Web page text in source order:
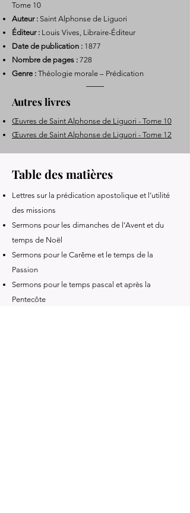
Tome 10
Auteur : Saint Alphonse de Liguori
Éditeur : Louis Vives, Libraire-Éditeur
Date de publication : 1877
Nombre de pages : 728
Genre : Théologie morale – Prédication
Autres livres
Œuvres de Saint Alphonse de Liguori - Tome 10
Œuvres de Saint Alphonse de Liguori - Tome 12
Table des matières
Lettres sur la prédication apostolique et l’utilité
des missions
Sermons pour les dimanches de l’Avent et du
temps de Noël
Sermons pour le Carême et le temps de la
Passion
Sermons pour le temps pascal et après la
Pentecôte